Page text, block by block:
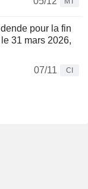
pour la fin
31 mars 2026,
07/11
CI